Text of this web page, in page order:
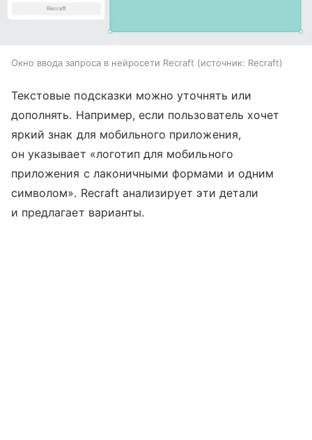
Окно ввода запроса в нейросети Recraft источник: Recraft
Текстовые подсказки можно уточнять или
дополнять. Например, если пользователь хочет
яркий знак для мобильного приложения,
он указывает «логотип для мобильного
приложения с лаконичными формами и одним
символом». Recraft анализирует эти детали
и предлагает варианты.